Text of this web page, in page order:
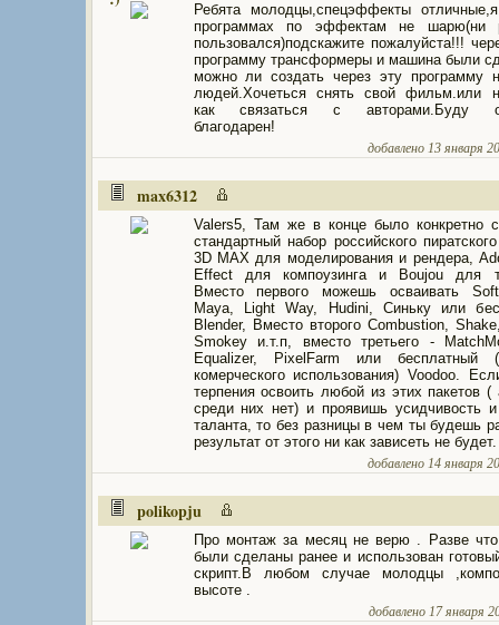
Ребята молодцы,спецэффекты
программах по эффектам не шарю(ни
пользовался)подскажите пожалуйста!!!
программу трансформеры и машина были
можно ли создать через эту программу
людей.Хочеться снять свой фильм.или
как связаться с авторами.Буду
благодарен!
добавлено 13 января
max6312
Valers5, Там же в конце было конкретно
стандартный набор российского
3D MAX для моделирования и рендера,
Effect для компоузинга и Boujou для
Вместо первого можешь осваивать
Maya, Light Way, Hudini, Синьку или
Blender, Вместо второго Combustion,
Smokey и.т.п, вместо третьего -
Equalizer, PixelFarm или бесплатный
комерческого использования) Voodoo.
терпения освоить любой из этих пакетов (
среди них нет) и проявишь усидчивость и
таланта, то без разницы в чем ты будешь
результат от этого ни как зависеть не будет.
добавлено 14 января
polikopju
Про монтаж за месяц не верю . Разве
были сделаны ранее и использован
скрипт.В любом случае молодцы
высоте .
добавлено 17 января